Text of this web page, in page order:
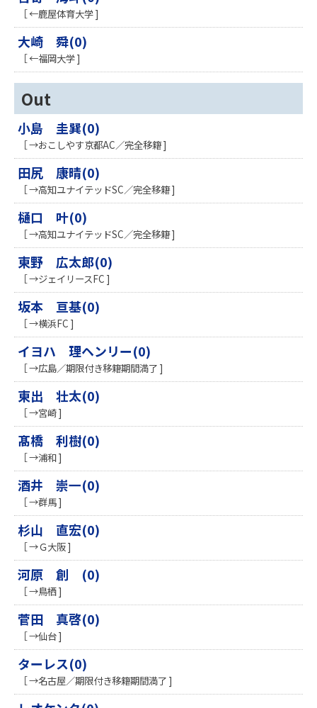
［ ←鹿屋体育大学 ]
大崎 舜(0)
［ ←福岡大学 ]
Out
小島 圭巽(0)
［ →おこしやす京都AC／完全移籍 ]
田尻 康晴(0)
［ →高知ユナイテッドSC／完全移籍 ]
樋口 叶(0)
［ →高知ユナイテッドSC／完全移籍 ]
東野 広太郎(0)
［ →ジェイリースFC ]
坂本 亘基(0)
［ →横浜FC ]
イヨハ 理ヘンリー(0)
［ →広島／期限付き移籍期間満了 ]
東出 壮太(0)
［ →宮崎 ]
髙橋 利樹(0)
［ →浦和 ]
酒井 崇一(0)
［ →群馬 ]
杉山 直宏(0)
［ →Ｇ大阪 ]
河原 創 (0)
［ →鳥栖 ]
菅田 真啓(0)
［ →仙台 ]
ターレス(0)
［ →名古屋／期限付き移籍期間満了 ]